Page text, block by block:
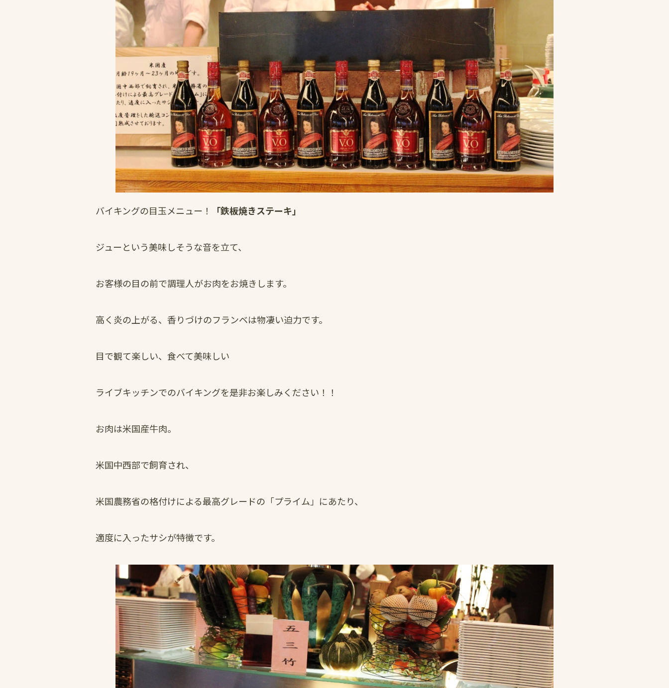
バイキングの目玉メニュー！ 「鉄板焼きステーキ」
ジューという美味しそうな音を立て、
お客様の目の前で調理人がお肉をお焼きします。
高く炎の上がる、香りづけのフランベは物凄い迫力です。
目で観て楽しい、食べて美味しい
ライブキッチンでのバイキングを是非お楽しみください！！
お肉は米国産牛肉。
米国中西部で飼育され、
米国農務省の格付けによる最高グレードの「プライム」にあたり、
適度に入ったサシが特徴です。